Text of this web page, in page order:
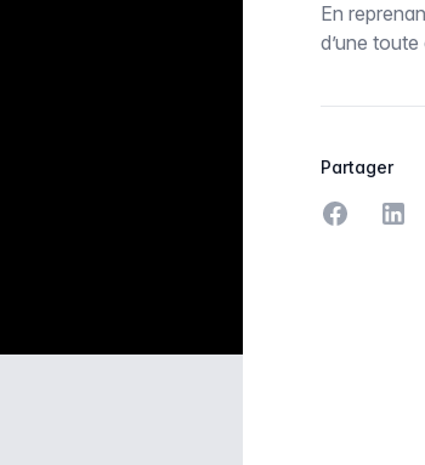
En
d’une
Partager
Partager